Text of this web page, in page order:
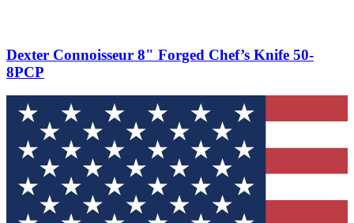
Dexter Connoisseur 8" Forged Chef’s Knife 50-
8PCP